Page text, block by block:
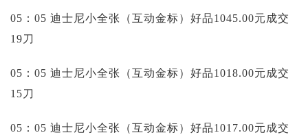
05：05 迪士尼小全张（互动金标）好品1045.00元成交
19刀
05：05 迪士尼小全张（互动金标）好品1018.00元成交
15刀
05：05 迪士尼小全张（互动金标）好品1017.00元成交